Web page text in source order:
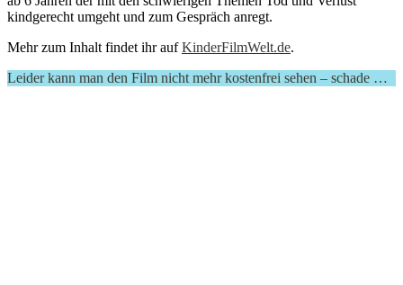
kindgerecht umgeht und zum Gespräch anregt.
Mehr zum Inhalt findet ihr aufKinderFilmWelt.de.
Leider kann man den Film nicht mehr kostenfrei sehen – schade …